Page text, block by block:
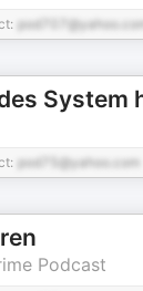
pod75@yahoo.com
Podcast